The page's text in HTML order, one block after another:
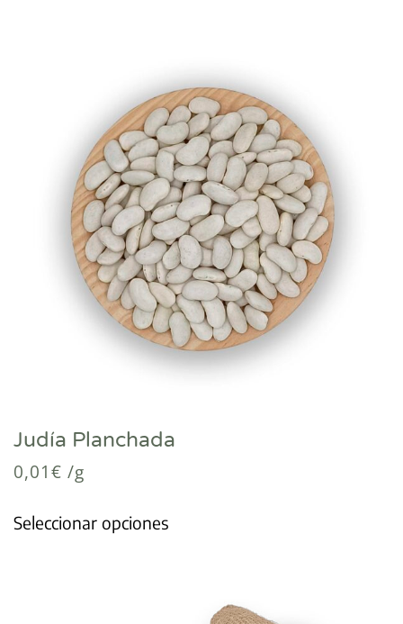
Judía Planchada
0,01€ /g
Seleccionar opciones